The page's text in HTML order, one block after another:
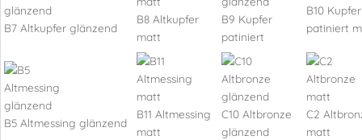
B7 Altkupfer glänzend
B8 Altkupfer
matt
B9 Kupfer
patiniert
B10 Kupfer
patiniert
B5 Altmessing glänzend
B11 Altmessing
matt
C10 Altbronze
glänzend
C2
matt